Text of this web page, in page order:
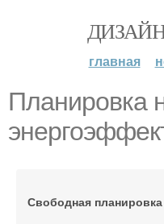
главная
Планировка
Свободная планировка